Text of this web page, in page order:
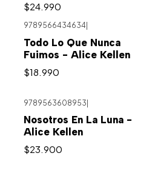
$24.990
9789566434634
Todo Lo Que Nunca
Fuimos - Alice Kellen
$18.990
9789563608953
Nosotros En La Luna -
Alice Kellen
$23.900